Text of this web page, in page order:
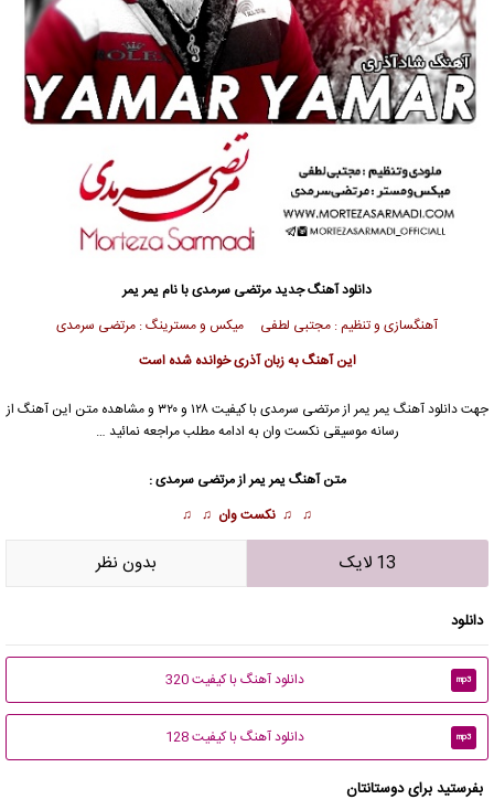
دانلود آهنگ جدیدمرتضی سرمدیبا نام یمر یمر
آهنگسازی و تنظیم : مجتبی لطفی میکس و مسترینگ : مرتضی سرمدی
این آهنگ به زبان آذری خوانده شده است
جهت دانلود آهنگ یمر یمر ازمرتضی سرمدی
با کیفیت ۱۲۸ و ۳۲۰ و مشاهده متن این آهنگ از
رسانه موسیقی نکست وان به ادامه مطلب مراجعه نمائید …
متن آهنگ یمر یمر ازمرتضی سرمدی:
♫ ♫ نکست وان ♫ ♫
13 لایک بدون نظر
دانلود
mp3 دانلود آهنگ با کیفیت 320
mp3 دانلود آهنگ با کیفیت 128
بفرستید برای دوستانتان